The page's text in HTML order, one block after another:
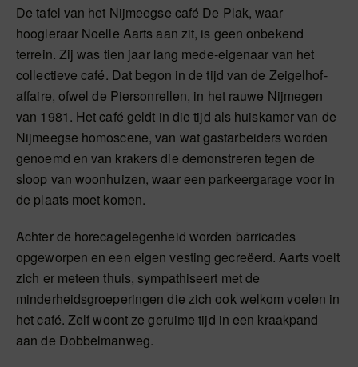
De tafel van het Nijmeegse café De Plak, waar
hoogleraar Noelle Aarts aan zit, is geen onbekend
terrein. Zij was tien jaar lang mede-eigenaar van het
collectieve café. Dat begon in de tijd van de Zeigelhof-
affaire, ofwel de Piersonrellen, in het rauwe Nijmegen
van 1981. Het café geldt in die tijd als huiskamer van de
Nijmeegse homoscene, van wat gastarbeiders worden
genoemd en van krakers die demonstreren tegen de
sloop van woonhuizen, waar een parkeergarage voor in
de plaats moet komen.
Achter de horecagelegenheid worden barricades
opgeworpen en een eigen vesting gecreëerd. Aarts voelt
zich er meteen thuis, sympathiseert met de
minderheidsgroeperingen die zich ook welkom voelen in
het café. Zelf woont ze geruime tijd in een kraakpand
aan de Dobbelmanweg.